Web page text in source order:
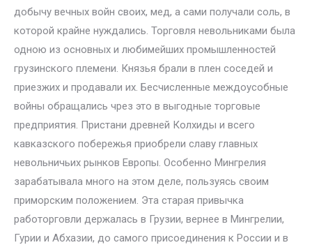
добычу вечных войн своих, мед, а сами получали соль, в
которой крайне нуждались. Торговля невольниками была
одною из основных и любимейших промышленностей
грузинского племени. Князья брали в плен соседей и
приезжих и продавали их. Бесчисленные междоусобные
войны обращались чрез это в выгодные торговые
предприятия. Пристани древней Колхиды и всего
кавказского побережья приобрели славу главных
невольничьих рынков Европы. Особенно Мингрелия
зарабатывала много на этом деле, пользуясь своим
приморским положением. Эта старая привычка
работорговли держалась в Грузии, вернее в Мингрелии,
Гурии и Абхазии, до самого присоединения к России и в